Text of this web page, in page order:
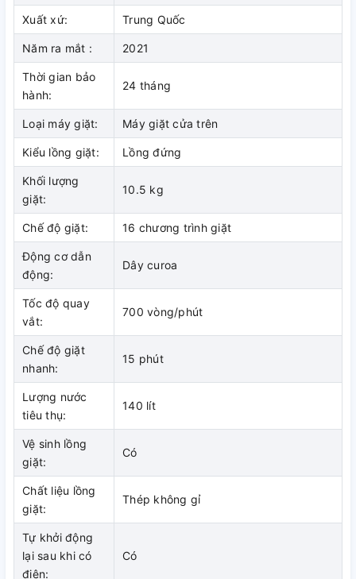
Tăng hiệu quả giặt sạch với lồng
giặt ngôi sao pha lê
Lồng giặt của máy giặt Toshiba có thiết kế đặc biệt với các
gờ nổi hình ngôi sao, xen kẽ đó là các lỗ nhỏ dẫn nước len lỏi
lên áo quần, cho hiệu quả giặt sạch tăng lên 5% mà không
gây hư hại quần áo.
Tiết kiệm thời gian và chi phí với
tính năng tự vệ sinh lồng giặt I-
Clean
Xuất xứ: Trung Quốc
Năm ra mắt : 2021
Thời gian bảo
hành:
24 tháng
Loại máy giặt: Máy giặt cửa trên
Kiểu lồng giặt: Lồng đứng
Khối lượng
giặt:
10.5 kg
Chế độ giặt: 16 chương trình giặt
Động cơ dẫn
động:
Dây curoa
Tốc độ quay
vắt:
700 vòng/phút
Chế độ giặt
nhanh:
15 phút
Lượng nước
tiêu thụ:
140 lít
Vệ sinh lồng
giặt:
Có
Chất liệu lồng
giặt:
Thép không gỉ
Tự khởi động
lại sau khi có
điện:
Có